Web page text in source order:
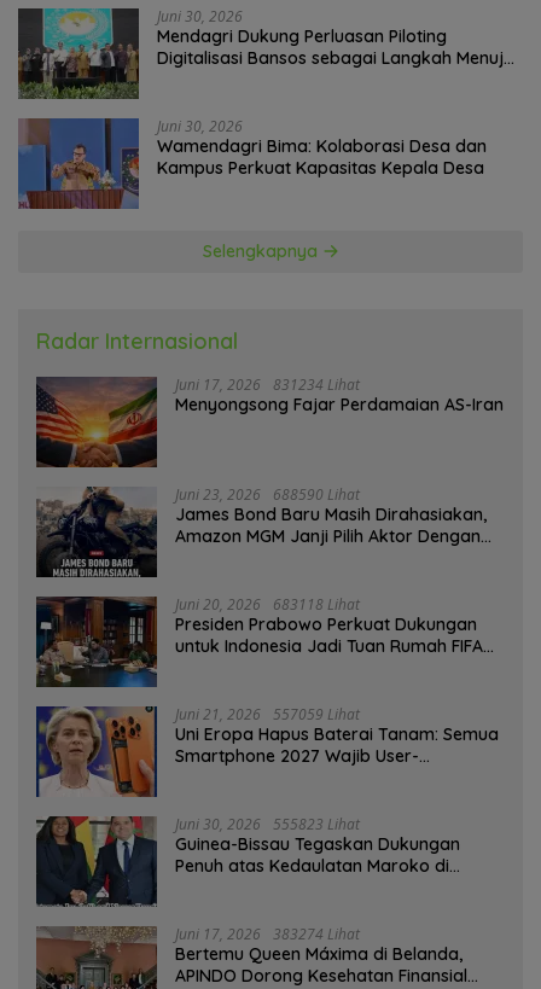
Juni 30, 2026
Mendagri Dukung Perluasan Piloting
Digitalisasi Bansos sebagai Langkah Menuju
Juni 30, 2026
Wamendagri Bima: Kolaborasi Desa dan
Kampus Perkuat Kapasitas Kepala Desa
Selengkapnya
Radar Internasional
Juni 17, 2026 831234 Lihat
Menyongsong Fajar Perdamaian AS-Iran
Juni 23, 2026 688590 Lihat
James Bond Baru Masih Dirahasiakan,
Amazon MGM Janji Pilih Aktor Dengan
Juni 20, 2026 683118 Lihat
Presiden Prabowo Perkuat Dukungan
untuk Indonesia Jadi Tuan Rumah FIFA
Juni 21, 2026 557059 Lihat
Uni Eropa Hapus Baterai Tanam: Semua
Smartphone 2027 Wajib User-
Juni 30, 2026 555823 Lihat
Guinea-Bissau Tegaskan Dukungan
Penuh atas Kedaulatan Maroko di
Juni 17, 2026 383274 Lihat
Bertemu Queen Máxima di Belanda,
APINDO Dorong Kesehatan Finansial